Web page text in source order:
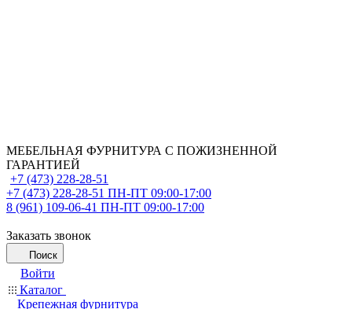
МЕБЕЛЬНАЯ ФУРНИТУРА С ПОЖИЗНЕННОЙ
ГАРАНТИЕЙ
+7 (473) 228-28-51
+7 (473) 228-28-51 ПН-ПТ 09:00-17:00
8 (961) 109-06-41 ПН-ПТ 09:00-17:00
Заказать звонок
Поиск
Войти
Каталог
Крепежная фурнитура